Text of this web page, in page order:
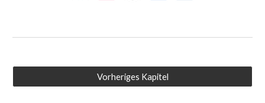
Vorheriges Kapitel